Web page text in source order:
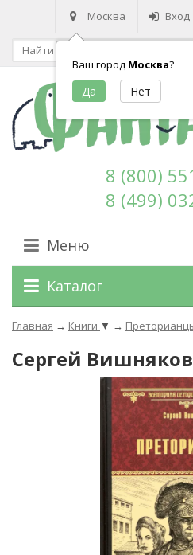
Москва
Ваш город Москва?
Вход
8 (800)
8 (499)
Меню
Каталог
Главная → Книги ▼ →
Сергей